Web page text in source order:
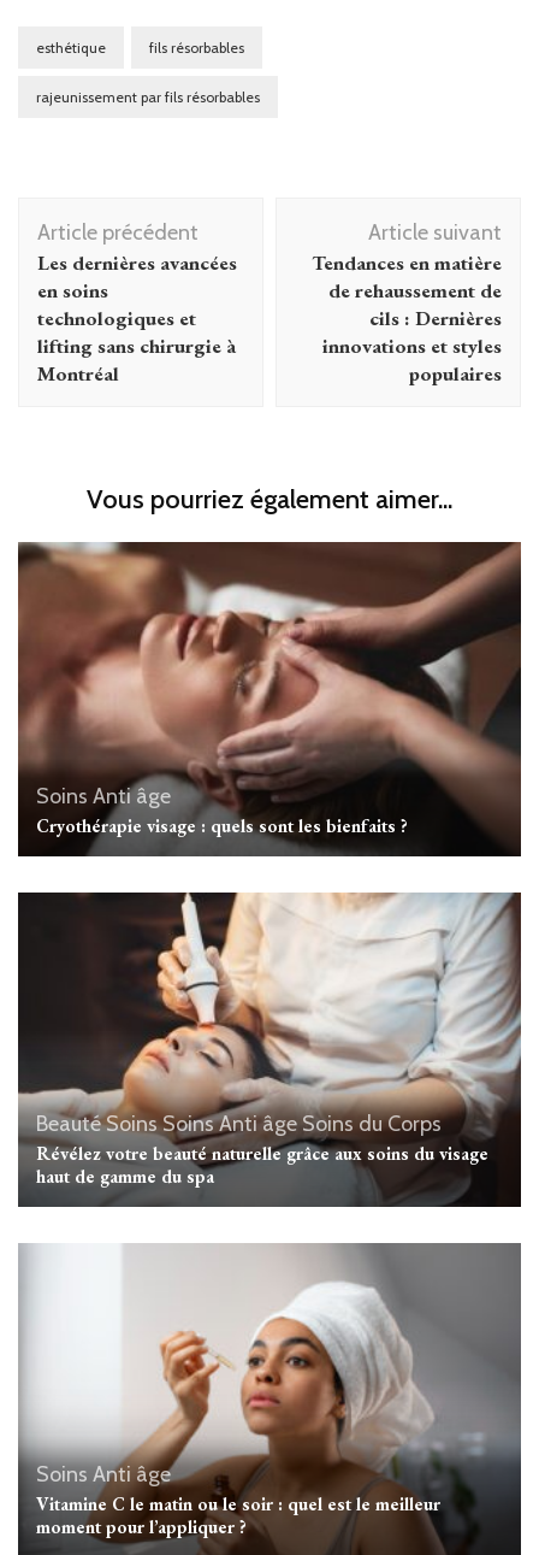
esthétique fils résorbables
rajeunissement par fils résorbables
Navigation
d'article
Article précédent
Les dernières avancées
en soins
technologiques et
lifting sans chirurgie à
Montréal
Article suivant
Tendances en matière
de rehaussement de
cils : Dernières
innovations et styles
populaires
Vous pourriez également aimer...
Soins Anti âge
Cryothérapie visage : quels sont les bienfaits ?
BeautéSoinsSoins Anti âgeSoins du Corps
Révélez votre beauté naturelle grâce aux soins du visage
haut de gamme du spa
Soins Anti âge
Vitamine C le matin ou le soir : quel est le meilleur
moment pour l’appliquer ?